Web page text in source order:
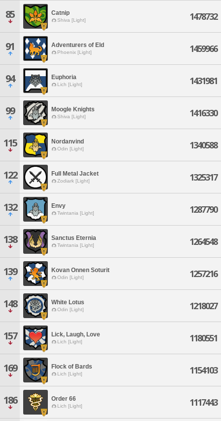
85 Catnip
Shiva [Light] 1478732
91 Adventurers of Eld
Phoenix [Light] 1459966
94 Euphoria
Lich [Light] 1431981
99 Moogle Knights
Shiva [Light] 1416330
115 Nordanvind
Odin [Light] 1340588
122 Full Metal Jacket
Zodiark [Light] 1325317
132 Envy
Twintania [Light] 1287790
138 Sanctus Eternia
Twintania [Light] 1264548
139 Kovan Onnen Soturit
Odin [Light] 1257216
148 White Lotus
Odin [Light] 1218027
157 Lick, Laugh, Love
Lich [Light] 1180551
169 Flock of Bards
Lich [Light] 1154103
186 Order 66
Lich [Light] 1117443